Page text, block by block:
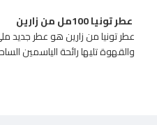
عطر تونيا 100مل من زارين
عطر تونيا من زارين هو عطر جديد
والقهوة تليها رائحة الياسمين